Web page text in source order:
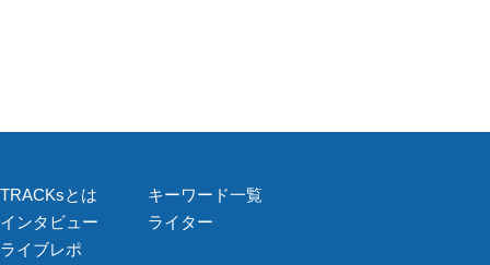
TRACKsとは
インタビュー
ライブレポ
キーワード一覧
ライター